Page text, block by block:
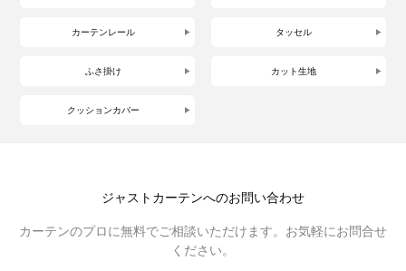
カーテンレール タッセル
ふさ掛け カット生地
クッションカバー
ジャストカーテンへのお問い合わせ
カーテンのプロに無料でご相談いただけます。お気軽にお問合せ
ください。